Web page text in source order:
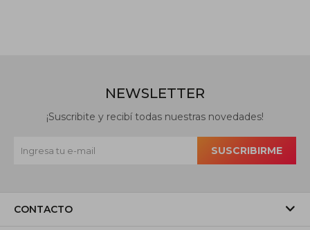
CONTACTO
NEWSLETTER
¡Suscribite y recibí todas nuestras novedades!
SUSCRIBIRME